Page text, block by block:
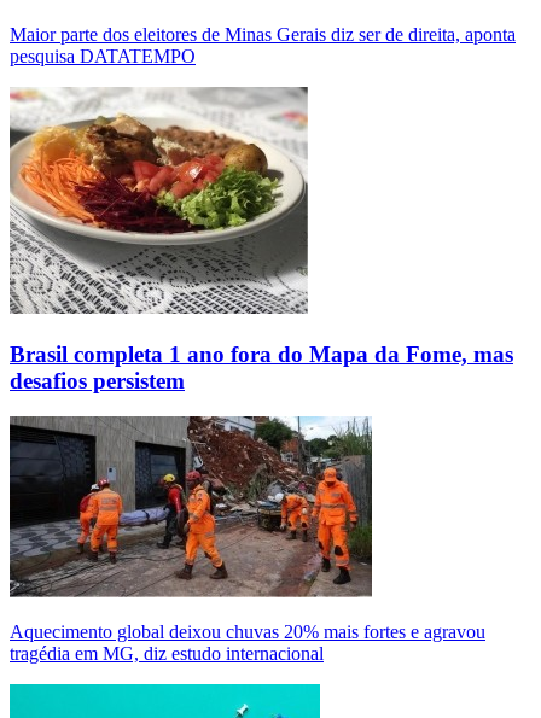
Maior parte dos eleitores de Minas Gerais diz ser de direita, aponta
pesquisa DATATEMPO
Brasil completa 1 ano fora do Mapa da Fome, mas
desafios persistem
Aquecimento global deixou chuvas 20% mais fortes e agravou
tragédia em MG, diz estudo internacional